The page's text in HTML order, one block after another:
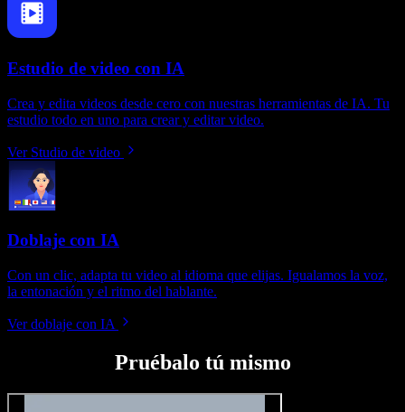
Estudio de video con IA
Crea y edita videos desde cero con nuestras herramientas de IA. Tu
estudio todo en uno para crear y editar video.
Ver Studio de video
Doblaje con IA
Con un clic, adapta tu video al idioma que elijas. Igualamos la voz,
la entonación y el ritmo del hablante.
Ver doblaje con IA
Pruébalo tú mismo